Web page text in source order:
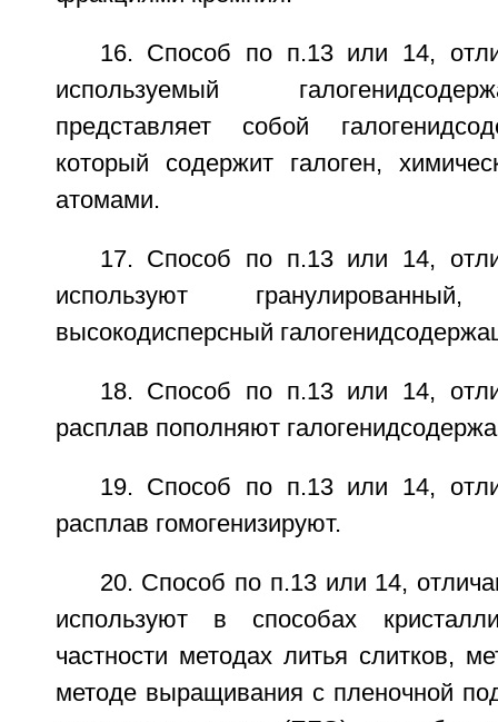
16. Способ по п.13 или 14,
используемый
представляет собой
который содержит галоген,
атомами.
17. Способ по п.13 или 14,
используют
высокодисперсный
18. Способ по п.13 или 14,
расплав пополняют
19. Способ по п.13 или 14,
расплав гомогенизируют.
20. Способ по п.13 или 14,
используют в способах
частности методах литья слитков,
методе выращивания с пленочной